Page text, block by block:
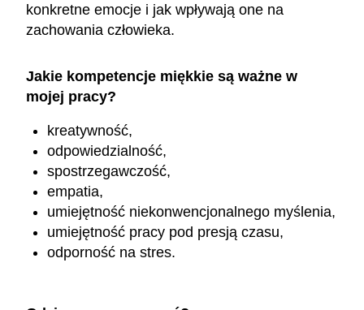
konkretne emocje i jak wpływają one na
zachowania człowieka.
Jakie kompetencje miękkie są ważne w
mojej pracy?
kreatywność,
odpowiedzialność,
spostrzegawczość,
empatia,
umiejętność niekonwencjonalnego myślenia,
umiejętność pracy pod presją czasu,
odporność na stres.